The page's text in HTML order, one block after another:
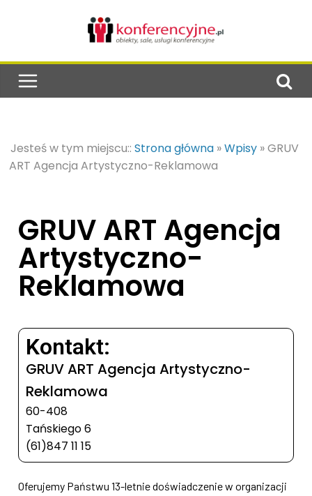
Jesteś w tym miejscu:: Strona główna »Wpisy »GRUV
ART Agencja Artystyczno-Reklamowa
GRUV ART Agencja
Artystyczno-
Reklamowa
Kontakt:
GRUV ART Agencja Artystyczno-
Reklamowa
60-408
Tańskiego 6
(61)847 11 15
Oferujemy Państwu 13-letnie doświadczenie w organizacji